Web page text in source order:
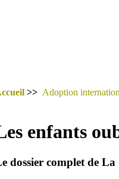
>> Adoption
enfants
dossier complet de